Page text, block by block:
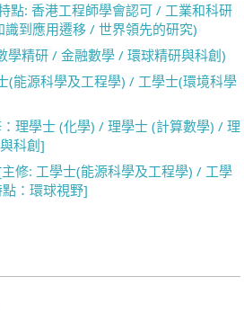
點: 香港工程師學會認可 / 工業和科研
到應用遷移 / 世界領先的研究)
學精研 / 金融數學 / 環球精研與科創)
(能源科學及工程學) / 工學士(環境科學
理學士 (化學) / 理學士 (計算數學) / 理
科創]
修: 工學士(能源科學及工程學) / 工學
：環球視野]